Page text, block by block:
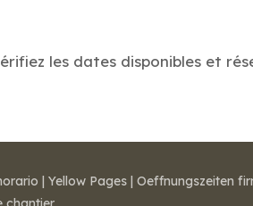
les dates disponibles et
| Yellow Pages | Oeffnungszeiten